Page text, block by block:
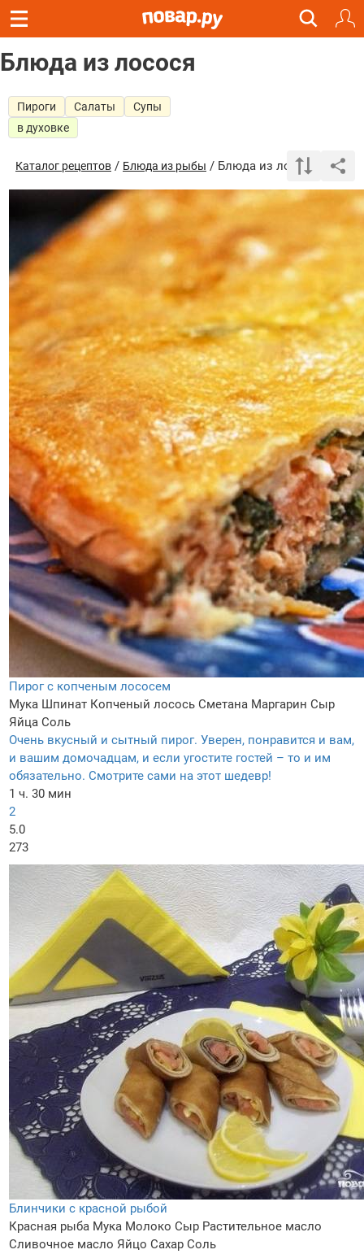
Блюда из лосося
Пироги Салаты
Супы
в духовке
Каталог рецептов / Блюда из рыбы / Блюда из лосося
Пирог с копченым лососем
Мука Шпинат Копченый лосось Сметана Маргарин Сыр
Яйца Соль
Очень вкусный и сытный пирог. Уверен, понравится и вам,
и вашим домочадцам, и если угостите гостей – то и им
обязательно. Смотрите сами на этот шедевр!
1 ч. 30 мин
2
5.0
273
Блинчики с красной рыбой
Красная рыба Мука Молоко Сыр Растительное масло
Сливочное масло Яйцо Сахар Соль